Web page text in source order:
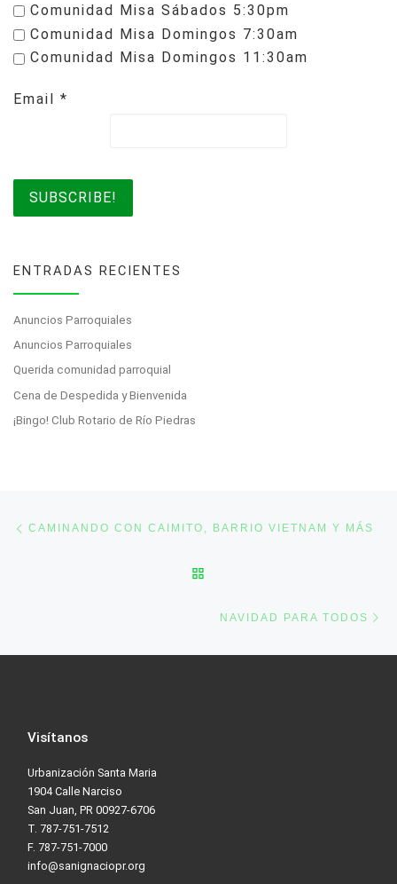
Comunidad Misa Sábados 5:30pm
Comunidad Misa Domingos 7:30am
Comunidad Misa Domingos 11:30am
Email *
ENTRADAS RECIENTES
Anuncios Parroquiales
Anuncios Parroquiales
Querida comunidad parroquial
Cena de Despedida y Bienvenida
¡Bingo! Club Rotario de Río Piedras
Post navigation
CAMINANDO CON CAIMITO, BARRIO VIETNAM Y MÁS
NAVIDAD PARA TODOS
Visítanos
Urbanización Santa Maria
1904 Calle Narciso
San Juan, PR 00927-6706
T. 787-751-7512
F. 787-751-7000
info@sanignaciopr.org